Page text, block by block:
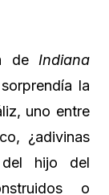
de Indiana
la
uno entre
¿adivinas
hijo del
o